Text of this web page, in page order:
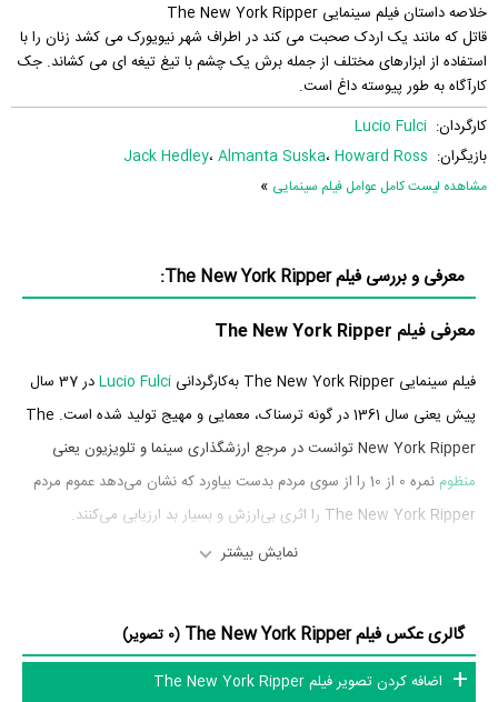
خلاصه داستان فیلم سینمایی The New York Ripper
قاتل که مانند یک اردک صحبت می کند در اطراف شهر نیویورک می کشد زنان را با
استفاده از ابزارهای مختلف از جمله برش یک چشم با تیغ تیغه ای می کشاند. جک
کارآگاه به طور پیوسته داغ است.
کارگردان: Lucio Fulci
بازیگران:
Jack Hedley، Almanta Suska، Howard Ross
مشاهده لیست کامل عوامل فیلم سینمایی »
معرفی و بررسی فیلم The New York Ripper:
معرفی فیلم The New York Ripper
فیلم سینمایی The New York Ripper به‌کارگردانی Lucio Fulci
در 37 سال
پیش یعنی سال 1361 در گونه ترسناک، معمایی و مهیج تولید شده است. The
New York Ripper توانست در مرجع ارزشگذاری سینما و تلویزیون یعنی
منظوم
نمره 0 از 10 را از سوی مردم بدست بیاورد که نشان می‌دهد عموم مردم
The New York Ripper را اثری بی‌ارزش و بسیار بد ارزیابی می‌کنند.
York Ripper بازیگرانی چون
Jack Hedleyدر نقش Lt. Fred Williams،
Almanta Suskaدر نقش Fay Majors،Howard Ross
نمایش بیشتر
گالری عکس فیلم The New York Ripper
(0 تصویر)
اضافه کردن تصویر فیلم The New York Ripper